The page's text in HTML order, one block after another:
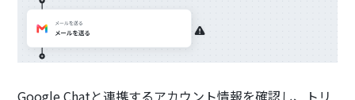
Google Chatと連携するアカウント情報を確認し、トリ